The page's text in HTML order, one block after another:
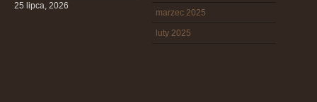
25 lipca, 2026
marzec 2025
luty 2025